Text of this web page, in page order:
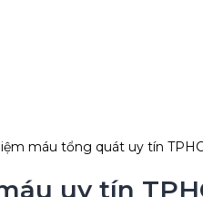
máu tổng quát uy tín
uy tín